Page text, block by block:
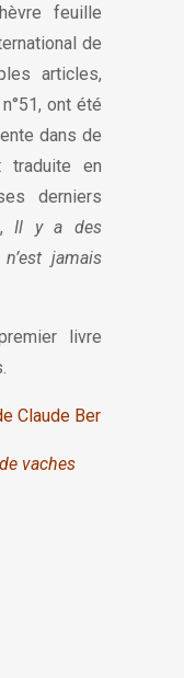
feuille
de
articles,
ont été
dans de
traduite en
derniers
Il y a des
jamais
livre
Claude Ber
vaches